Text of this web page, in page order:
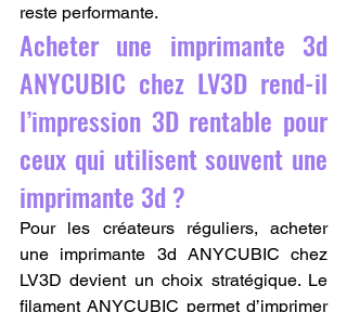
reste performante.
Acheter une imprimante 3d
ANYCUBIC chez LV3D rend-il
l’impression 3D rentable pour
ceux qui utilisent souvent une
imprimante 3d ?
Pour les créateurs réguliers, acheter
une imprimante 3d ANYCUBIC chez
LV3D devient un choix stratégique. Le
filament ANYCUBIC permet d’imprimer